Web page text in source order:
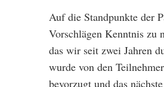
Auf die Standpunkte der
Vorschlägen Kenntnis zu
das wir seit zwei Jahren
wurde von den
bevorzugt und das